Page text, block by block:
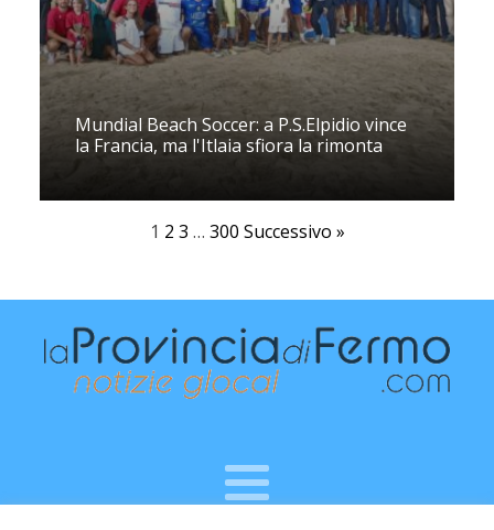
Mundial Beach Soccer: a P.S.Elpidio vince
la Francia, ma l'Itlaia sfiora la rimonta
1 2 3 … 300 Successivo »